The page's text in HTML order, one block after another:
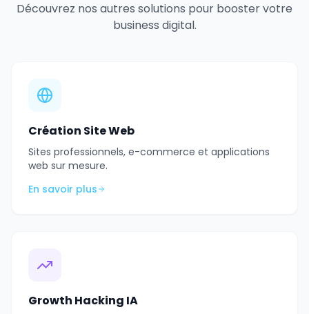
Découvrez nos autres solutions pour booster votre
business digital.
Création Site Web
Sites professionnels, e-commerce et applications
web sur mesure.
En savoir plus
Growth Hacking IA